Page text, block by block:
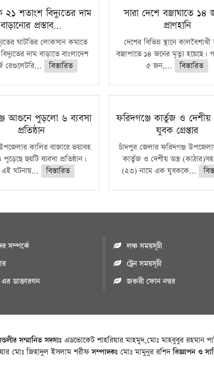
২১ শতাংশ বিদ্যুতের দাম
বাড়ানোর প্রস্তাব…
ঘাটতির লোকসান কমাতে
দাম বাড়াতে বাংলাদেশ
রেগুলেটরি...
বিস্তারিত
সারা দেশে বজ্রাঘাতে ১৪
প্রাণহানি
দেশের বিভিন্ন স্থানে
বজ্রাপাতে ১৪ জনের মৃত্যু হয়েছে।
৫ জন,...
বিস্তারিত
আগুনে পুড়লো ৬ ব্যবসা
প্রতিষ্ঠান
কালির বাজারে ভয়াবহ
পুড়েছে ছয়টি ব্যবসা প্রতিষ্ঠান।
ঘটনায়...
বিস্তারিত
ফরিদগঞ্জে কার্তুজ ও দেশীয়
যুবক গ্রেপ্তার
চাঁদপুর জেলার ফরিদগঞ্জ
কার্তুজ ও দেশীয় অস্ত্র
(২৩) নামে এক যুবককে...
সম্পর্কে
ডাক্তারগন
লঞ্চ সময়সূচী
ট্রেন সময়সূচী
জরুরী ফোন নম্বর
সম্মানিত সদস্যঃ এডভোকেট শাহরিয়ার মাহমুদ,মোঃ মাহবুবুর রহমান
মোঃ জিহাদুল ইসলাম শরীফসম্পাদকঃ মোঃ মামুনুর রশিদবিজ্ঞাপন ও